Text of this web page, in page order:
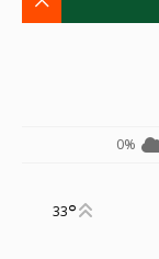
0%
33°